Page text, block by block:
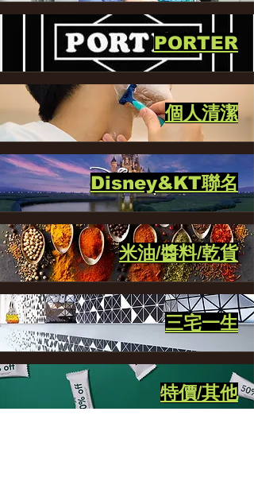
PORTER
個人清潔
Disney&KT聯名
米油/醬料/乾貨
三宅一生
特價/其他